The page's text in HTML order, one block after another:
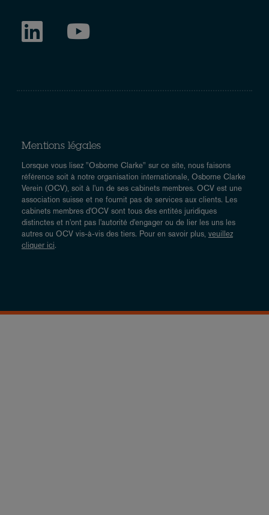
Mentions légales
Lorsque vous lisez "Osborne Clarke" sur ce site, nous faisons
référence soit à notre organisation internationale, Osborne Clarke
Verein (OCV), soit à l'un de ses cabinets membres. OCV est une
association suisse et ne fournit pas de services aux clients. Les
cabinets membres d'OCV sont tous des entités juridiques
distinctes et n'ont pas l'autorité d'engager ou de lier les uns les
autres ou OCV vis-à-vis des tiers. Pour en savoir plus, veuillez
cliquer ici.